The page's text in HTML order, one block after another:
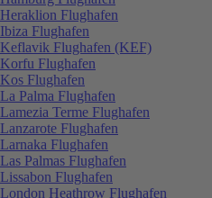
Heraklion Flughafen
Ibiza Flughafen
Keflavik Flughafen (KEF)
Korfu Flughafen
Kos Flughafen
La Palma Flughafen
Lamezia Terme Flughafen
Lanzarote Flughafen
Larnaka Flughafen
Las Palmas Flughafen
Lissabon Flughafen
London Heathrow Flughafen